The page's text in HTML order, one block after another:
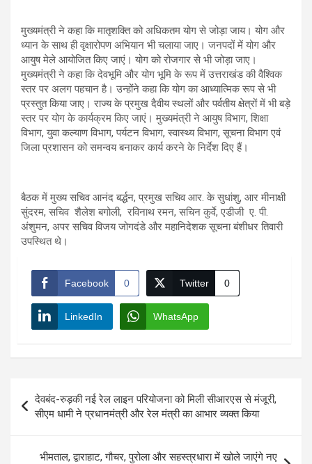
मुख्यमंत्री ने कहा कि मातृशक्ति को अधिकतम योग से जोड़ा जाय। योग और
ध्यान के साथ ही वृक्षारोपण अभियान भी चलाया जाए। जनपदों में योग और
आयुष मेले आयोजित किए जाएं। योग को रोजगार से भी जोड़ा जाए।
मुख्यमंत्री ने कहा कि देवभूमि और योग भूमि के रूप में उत्तराखंड की वैश्विक
स्तर पर अलग पहचान है। उन्होंने कहा कि योग का आध्यात्मिक रूप से भी
प्रस्तुत किया जाए। राज्य के प्रमुख दैवीय स्थलों और पर्वतीय क्षेत्रों में भी बड़े
स्तर पर योग के कार्यक्रम किए जाएं। मुख्यमंत्री ने आयुष विभाग, शिक्षा
विभाग, युवा कल्याण विभाग, पर्यटन विभाग, स्वास्थ्य विभाग, सूचना विभाग एवं
जिला प्रशासन को समन्वय बनाकर कार्य करने के निर्देश दिए हैं।
बैठक में मुख्य सचिव आनंद बर्द्धन, प्रमुख सचिव आर. के सुधांशु, आर मीनाक्षी
सुंदरम, सचिव शैलेश बगोली, रविनाथ रमन, सचिन कुर्वे, एडीजी ए. पी.
अंशुमन, अपर सचिव विजय जोगदंडे और महानिदेशक सूचना बंशीधर तिवारी
उपस्थित थे।
Facebook 0 Twitter 0
LinkedIn WhatsApp
Post
navigation
देवबंद-रुड़की नई रेल लाइन परियोजना को मिली सीआरएस से मंजूरी,
सीएम धामी ने प्रधानमंत्री और रेल मंत्री का आभार व्यक्त किया
भीमताल, द्वाराहाट, गौचर, पुरोला और सहस्त्रधारा में खोले जाएंगे नए